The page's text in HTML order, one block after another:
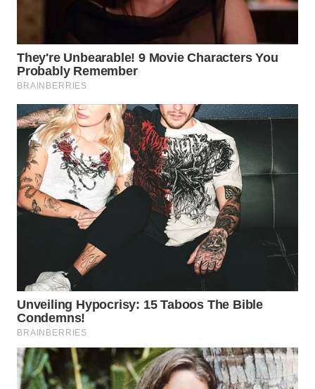
PURWAKARTA
WN
TIMUR
WN
SEMARANG
WN
SOLO
BOROBUDUR
WN
MADURA
WN
SURABAYA